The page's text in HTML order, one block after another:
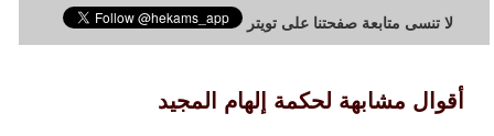
لا تنسى متابعة صفحتنا على تويتر
أقوال مشابهة لحكمة إلهام المجيد